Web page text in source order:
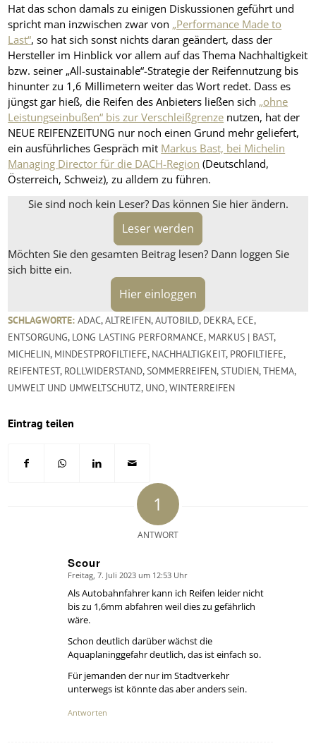
Hat das schon damals zu einigen Diskussionen geführt und
spricht man inzwischen zwar von „Performance Made to
Last“, so hat sich sonst nichts daran geändert, dass der
Hersteller im Hinblick vor allem auf das Thema Nachhaltigkeit
bzw. seiner „All-sustainable“-Strategie der Reifennutzung bis
hinunter zu 1,6 Millimetern weiter das Wort redet. Dass es
jüngst gar hieß, die Reifen des Anbieters ließen sich „ohne
Leistungseinbußen“ bis zur Verschleißgrenze nutzen, hat der
NEUE REIFENZEITUNG nur noch einen Grund mehr geliefert,
ein ausführliches Gespräch mit Markus Bast, bei Michelin
Managing Director für die DACH-Region (Deutschland,
Österreich, Schweiz), zu alldem zu führen.
Sie sind noch kein Leser? Das können Sie hier ändern.
Leser werden
Möchten Sie den gesamten Beitrag lesen? Dann loggen Sie
sich bitte ein.
Hier einloggen
SCHLAGWORTE: ADAC,ALTREIFEN,AUTOBILD, DEKRA, ECE,
ENTSORGUNG, LONG LASTING PERFORMANCE, MARKUS | BAST,
MICHELIN, MINDESTPROFILTIEFE, NACHHALTIGKEIT, PROFILTIEFE,
REIFENTEST, ROLLWIDERSTAND,SOMMERREIFEN,STUDIEN,THEMA,
UMWELT UND UMWELTSCHUTZ, UNO,WINTERREIFEN
Eintrag teilen
1
ANTWORT
Scour
says:
Freitag, 7. Juli 2023 um 12:53 Uhr
Als Autobahnfahrer kann ich Reifen leider nicht
bis zu 1,6mm abfahren weil dies zu gefährlich
wäre.
Schon deutlich darüber wächst die
Aquaplaninggefahr deutlich, das ist einfach so.
Für jemanden der nur im Stadtverkehr
unterwegs ist könnte das aber anders sein.
Antworten